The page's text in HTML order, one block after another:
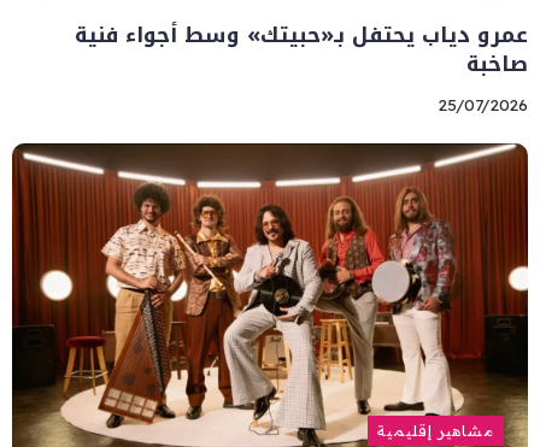
عمرو دياب يحتفل بـ«حبيتك» وسط أجواء فنية
صاخبة
25/07/2026
مشاهير إقليمية